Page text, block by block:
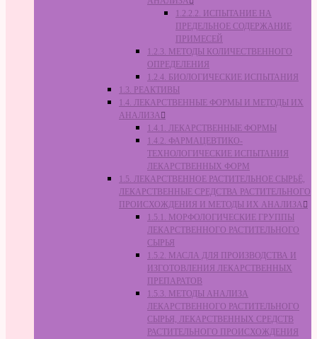
1.2.2.2. ИСПЫТАНИЕ НА
ПРЕДЕЛЬНОЕ СОДЕРЖАНИЕ
ПРИМЕСЕЙ
1.2.3. МЕТОДЫ КОЛИЧЕСТВЕННОГО
ОПРЕДЕЛЕНИЯ
1.2.4. БИОЛОГИЧЕСКИЕ ИСПЫТАНИЯ
1.3. РЕАКТИВЫ
1.4. ЛЕКАРСТВЕННЫЕ ФОРМЫ И МЕТОДЫ ИХ
АНАЛИЗА
1.4.1. ЛЕКАРСТВЕННЫЕ ФОРМЫ
1.4.2. ФАРМАЦЕВТИКО-
ТЕХНОЛОГИЧЕСКИЕ ИСПЫТАНИЯ
ЛЕКАРСТВЕННЫХ ФОРМ
1.5. ЛЕКАРСТВЕННОЕ РАСТИТЕЛЬНОЕ СЫРЬЁ,
ЛЕКАРСТВЕННЫЕ СРЕДСТВА РАСТИТЕЛЬНОГО
ПРОИСХОЖДЕНИЯ И МЕТОДЫ ИХ АНАЛИЗА
1.5.1. МОРФОЛОГИЧЕСКИЕ ГРУППЫ
ЛЕКАРСТВЕННОГО РАСТИТЕЛЬНОГО
СЫРЬЯ
1.5.2. МАСЛА ДЛЯ ПРОИЗВОДСТВА И
ИЗГОТОВЛЕНИЯ ЛЕКАРСТВЕННЫХ
ПРЕПАРАТОВ
1.5.3. МЕТОДЫ АНАЛИЗА
ЛЕКАРСТВЕННОГО РАСТИТЕЛЬНОГО
СЫРЬЯ, ЛЕКАРСТВЕННЫХ СРЕДСТВ
РАСТИТЕЛЬНОГО ПРОИСХОЖДЕНИЯ